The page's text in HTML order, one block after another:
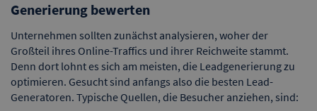
Generierung bewerten
Unternehmen sollten zunächst analysieren, woher der
Großteil ihres Online-Traffics und ihrer Reichweite stammt.
Denn dort lohnt es sich am meisten, die Leadgenerierung zu
optimieren. Gesucht sind anfangs also die besten Lead-
Generatoren. Typische Quellen, die Besucher anziehen, sind: